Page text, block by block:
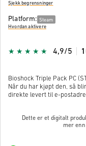
Sjekk begrensninger
Platform: Steam
Hvordan aktivere
4,9/5
Bioshock Triple Pack PC
Når du har kjøpt den, så
direkte levert til e-
Dette er et digitalt
mer